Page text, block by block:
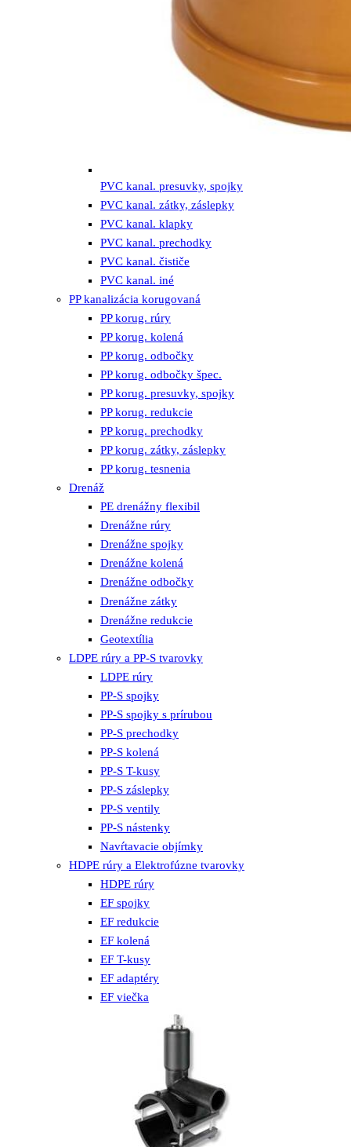
PVC kanal. presuvky, spojky
PVC kanal. zátky, záslepky
PVC kanal. klapky
PVC kanal. prechodky
PVC kanal. čističe
PVC kanal. iné
PP kanalizácia korugovaná
PP korug. rúry
PP korug. kolená
PP korug. odbočky
PP korug. odbočky špec.
PP korug. presuvky, spojky
PP korug. redukcie
PP korug. prechodky
PP korug. zátky, záslepky
PP korug. tesnenia
Drenáž
PE drenážny flexibil
Drenážne rúry
Drenážne spojky
Drenážne kolená
Drenážne odbočky
Drenážne zátky
Drenážne redukcie
Geotextília
LDPE rúry a PP-S tvarovky
LDPE rúry
PP-S spojky
PP-S spojky s prírubou
PP-S prechodky
PP-S kolená
PP-S T-kusy
PP-S záslepky
PP-S ventily
PP-S nástenky
Navŕtavacie objímky
HDPE rúry a Elektrofúzne tvarovky
HDPE rúry
EF spojky
EF redukcie
EF kolená
EF T-kusy
EF adaptéry
EF viečka